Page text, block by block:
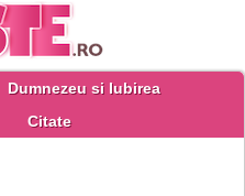
Dumnezeu si Iubirea
Citate